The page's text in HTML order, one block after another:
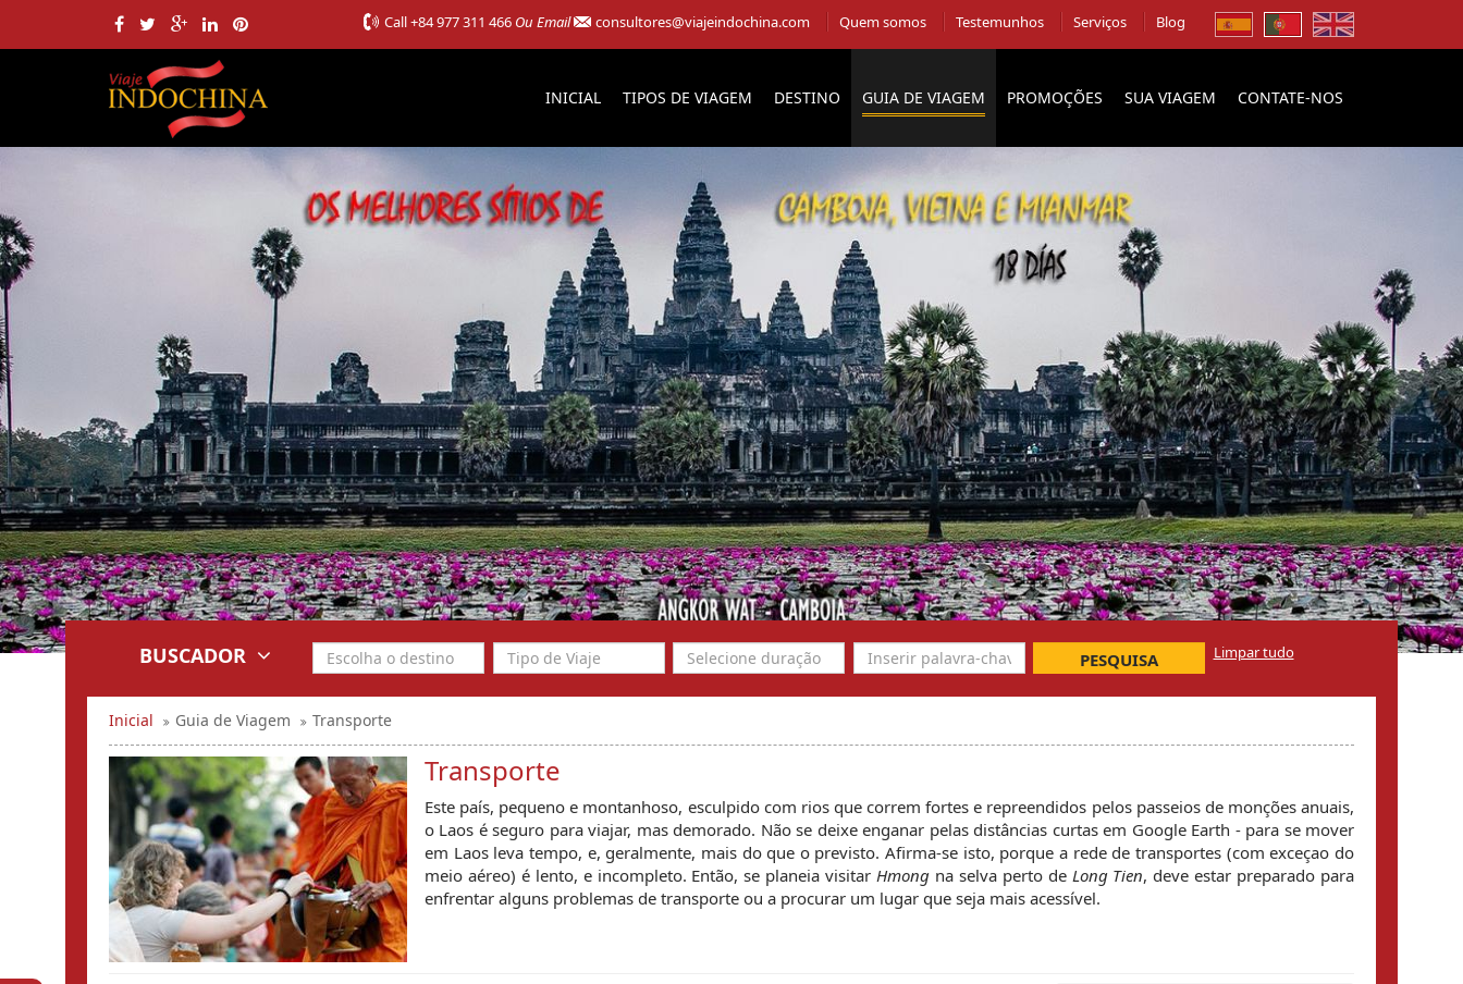
Call+84 977 311 466 Ou Email consultores@viajeindochina.com Quem somos Testemunhos Serviços Blog
INICIAL TIPOS DE VIAGEM DESTINO GUIA DE VIAGEM PROMOÇÕES SUA VIAGEM CONTATE-NOS
BUSCADOR PESQUISA Limpar tudo
Inicial Guia de Viagem Transporte
Transporte
Este país, pequeno e montanhoso, esculpido com rios que correm fortes e repreendidos pelos passeios de monções anuais,
o Laos é seguro para viajar, mas demorado. Não se deixe enganar pelas distâncias curtas em Google Earth - para se mover
em Laos leva tempo, e, geralmente, mais do que o previsto. Afirma-se isto, porque a rede de transportes (com exceçao do
meio aéreo) é lento, e incompleto. Então, se planeia visitar Hmong na selva perto de Long Tien, deve estar preparado para
enfrentar alguns problemas de transporte ou a procurar um lugar que seja mais acessível.